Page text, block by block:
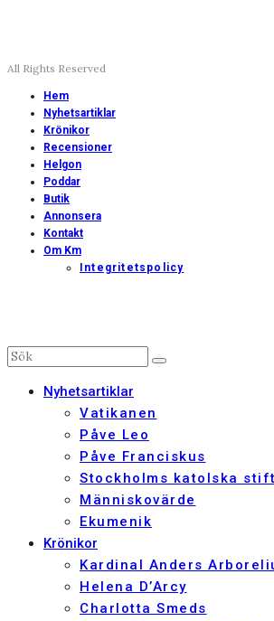
All Rights Reserved
Hem
Nyhetsartiklar
Krönikor
Recensioner
Helgon
Poddar
Butik
Annonsera
Kontakt
Om Km
Integritetspolicy
Nyhetsartiklar
Vatikanen
Påve Leo
Påve Franciskus
Stockholms katolska stift
Människovärde
Ekumenik
Krönikor
Kardinal Anders
Helena D’Arcy
Charlotta Smeds